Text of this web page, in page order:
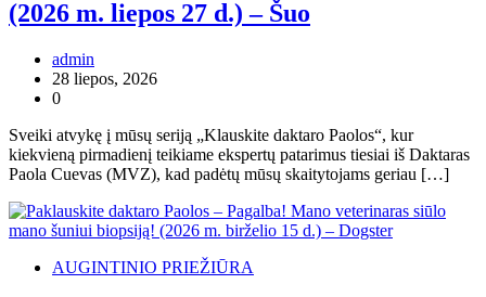
(2026 m. liepos 27 d.) – Šuo
admin
28 liepos, 2026
0
Sveiki atvykę į mūsų seriją „Klauskite daktaro Paolos“, kur
kiekvieną pirmadienį teikiame ekspertų patarimus tiesiai iš Daktaras
Paola Cuevas (MVZ), kad padėtų mūsų skaitytojams geriau […]
AUGINTINIO PRIEŽIŪRA